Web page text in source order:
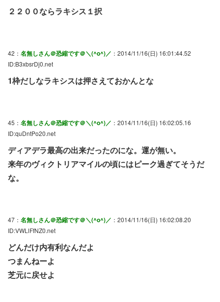
２２００ならラキシス１択
42： 名無しさん＠恐縮です＠＼(^o^)／ ：2014/11/16(日) 16:01:44.52
ID:B3xbsrDj0.net
1枠だしなラキシスは押さえておかんとな
45： 名無しさん＠恐縮です＠＼(^o^)／ ：2014/11/16(日) 16:02:05.16
ID:quDntPo20.net
ディアデラ最高の出来だったのにな。運が無い。
来年のヴィクトリアマイルの頃にはピーク過ぎてそうだ
な。
47： 名無しさん＠恐縮です＠＼(^o^)／ ：2014/11/16(日) 16:02:08.20
ID:VWLlFfNZ0.net
どんだけ内有利なんだよ
つまんねーよ
芝元に戻せよ